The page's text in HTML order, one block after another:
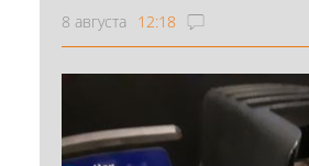
8 августа 12:18